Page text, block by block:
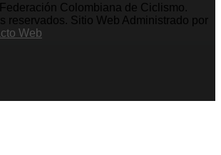
Colombiana de Ciclismo.
reservados. Sitio Web Administrado por
Web